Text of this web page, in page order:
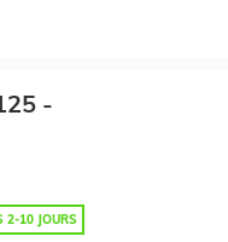
-
2-10 JOURS